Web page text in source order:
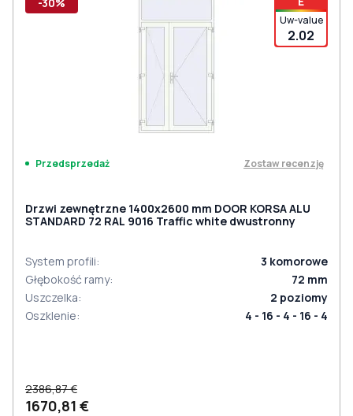
Uw-value
2.02
Przedsprzedaż Zostaw recenzję
Drzwi zewnętrzne 1400x2600 mm DOOR KORSA ALU
STANDARD 72 RAL 9016 Traffic white dwustronny
System profili: 3 komorowe
Głębokość ramy: 72 mm
Uszczelka: 2 poziomy
Oszklenie: 4 - 16 - 4 - 16 - 4
2386,87 €
1670,81 €